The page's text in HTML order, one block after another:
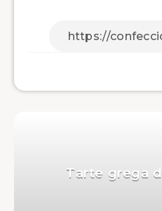
Tarte grega